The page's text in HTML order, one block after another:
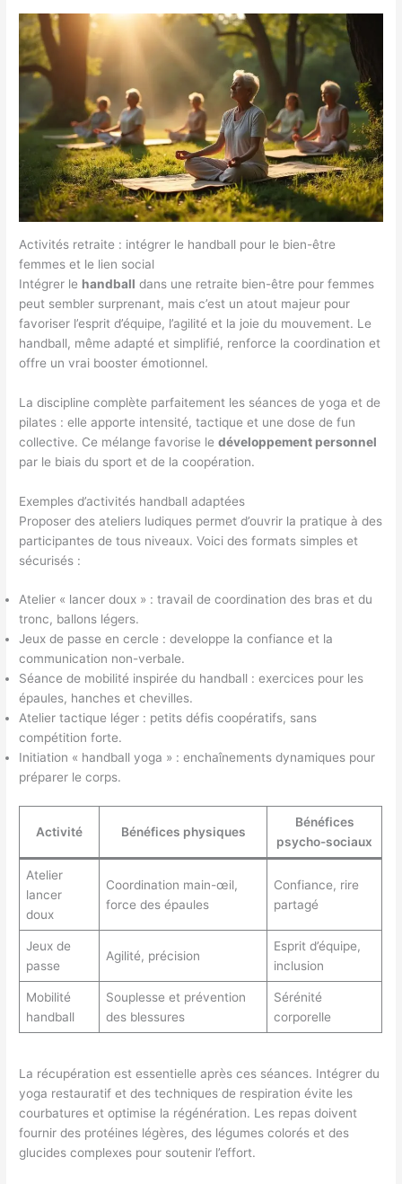
Activités retraite : intégrer le handball pour le bien-être
femmes et le lien social
Intégrer le handball dans une retraite bien-être pour femmes
peut sembler surprenant, mais c’est un atout majeur pour
favoriser l’esprit d’équipe, l’agilité et la joie du mouvement. Le
handball, même adapté et simplifié, renforce la coordination et
offre un vrai booster émotionnel.
La discipline complète parfaitement les séances de yoga et de
pilates : elle apporte intensité, tactique et une dose de fun
collective. Ce mélange favorise ledéveloppement personnel
par le biais du sport et de la coopération.
Exemples d’activités handball adaptées
Proposer des ateliers ludiques permet d’ouvrir la pratique à des
participantes de tous niveaux. Voici des formats simples et
sécurisés :
Atelier « lancer doux » : travail de coordination des bras et du
tronc, ballons légers.
Jeux de passe en cercle : developpe la confiance et la
communication non-verbale.
Séance de mobilité inspirée du handball : exercices pour les
épaules, hanches et chevilles.
Atelier tactique léger : petits défis coopératifs, sans
compétition forte.
Initiation « handball yoga » : enchaînements dynamiques pour
préparer le corps.
Activité Bénéfices physiques
Bénéfices
psycho-sociaux
Atelier
lancer
doux
Coordination main-œil,
force des épaules
Confiance, rire
partagé
Jeux de
passe
Agilité, précision
Esprit d’équipe,
inclusion
Mobilité
handball
Souplesse et prévention
des blessures
Sérénité
corporelle
La récupération est essentielle après ces séances. Intégrer du
yoga restauratif et des techniques de respiration évite les
courbatures et optimise la régénération. Les repas doivent
fournir des protéines légères, des légumes colorés et des
glucides complexes pour soutenir l’effort.